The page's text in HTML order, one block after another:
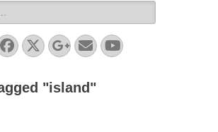
Facebook
Twitter
Googleplus
EmailYouTube
"island"